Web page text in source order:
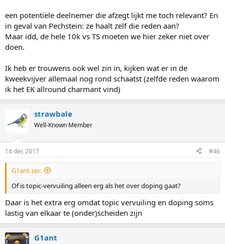
een potentiële deelnemer die afzegt lijkt me toch relevant? En
in geval van Pechstein: ze haalt zelf die reden aan?
Maar idd, de hele 10k vs TS moeten we hier zeker niet over
doen.
Ik heb er trouwens ook wel zin in, kijken wat er in de
kweekvijver allemaal nog rond schaatst (zelfde reden waarom
ik het EK allround charmant vind)
strawbale
Well-Known Member
14 dec 2017 #46
G1ant zei:
Of is topic-vervuiling alleen erg als het over doping gaat?
Daar is het extra erg omdat topic vervuiling en doping soms
lastig van elkaar te (onder)scheiden zijn
G1ant